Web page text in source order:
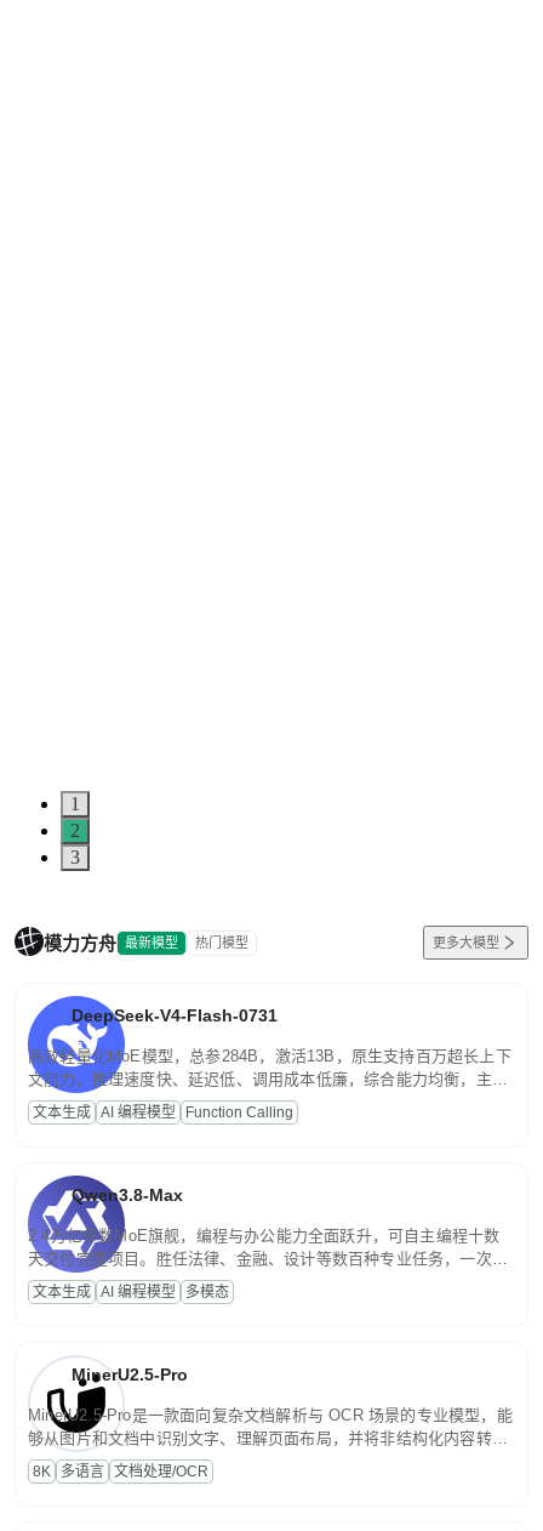
1
2
3
模力方舟 最新模型 热门模型 更多大模型
DeepSeek-V4-Flash-0731
高效轻量化MoE模型，总参284B，激活13B，原生支持百万超长上下
文能力。推理速度快、延迟低、调用成本低廉，综合能力均衡，主打
高并发、轻量化任务，适合日常对话、内容创作、基础 RAG、批量
文案处理等普惠刚需场景。
文本生成 AI 编程模型 Function Calling
Qwen3.8-Max
2.4万亿参数MoE旗舰，编程与办公能力全面跃升，可自主编程十数
天交付完整项目。胜任法律、金融、设计等数百种专业任务，一次对
话端到端交付生产级成果。原生视觉理解贯穿规划、执行与验证全流
程，支持超长文档与长视频的深度语义解析。长程任务中自主规划与
文本生成 AI 编程模型 多模态
MinerU2.5-Pro
MinerU2.5-Pro是一款面向复杂文档解析与 OCR 场景的专业模型，能
够从图片和文档中识别文字、理解页面布局，并将非结构化内容转换
为便于存储、检索和二次处理的结构化结果。
8K 多语言 文档处理/OCR